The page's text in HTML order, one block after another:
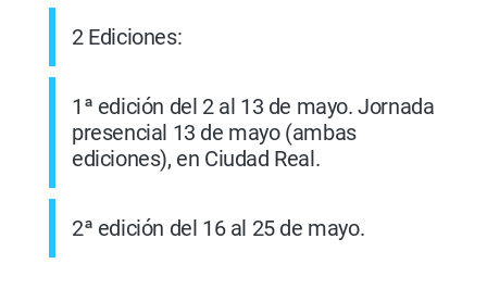
2 Ediciones:
1ª edición del 2 al 13 de mayo. Jornada
presencial 13 de mayo (ambas
ediciones), en Ciudad Real.
2ª edición del 16 al 25 de mayo.